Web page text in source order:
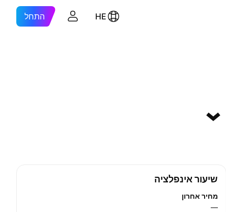
HE התחל
שיעור אינפלציה
מחיר אחרון
—